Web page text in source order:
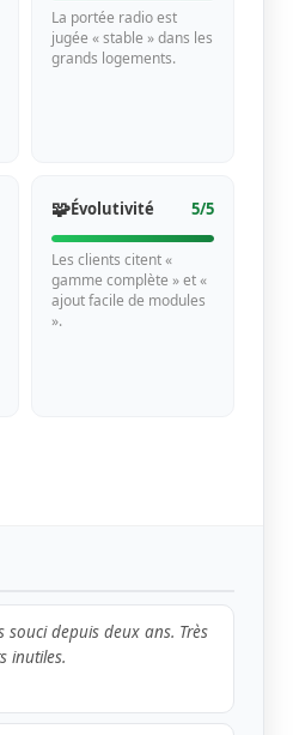
La portée radio est
jugée « stable » dans les
grands logements.
🧩Évolutivité 5/5
Les clients citent «
gamme complète » et «
ajout facile de modules
».
souci depuis deux ans. Très
inutiles.